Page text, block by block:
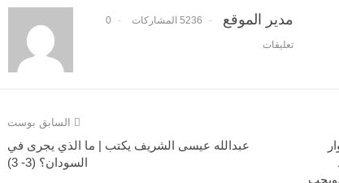
مدير الموقع 5236 المشاركات 0
تعليقات
السابق بوست
عبدالله عيسى الشريف يكتب | ما الذي يجرى في
السودان؟ (3- 3)